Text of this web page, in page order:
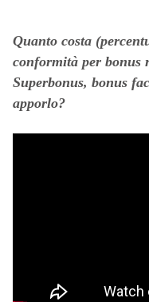
Quanto costa
conformità per bonus
Superbonus, bonus
apporlo?